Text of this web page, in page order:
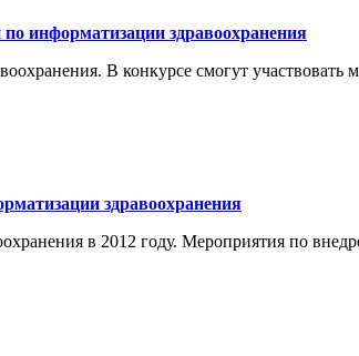
информатизации здравоохранения
В конкурсе смогут участвовать
здравоохранения
в 2012 году. Мероприятия по